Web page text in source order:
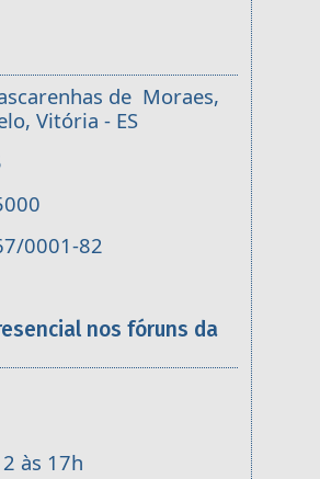
de Moraes,
Vitória - ES
0001-82
nos fóruns da
às 17h